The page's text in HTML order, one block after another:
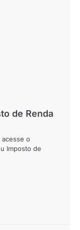
de Renda
acesse o
Imposto de